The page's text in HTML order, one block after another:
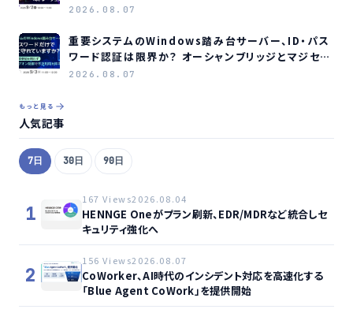
2026.08.07
重要システムのWindows踏み台サーバー、ID・パス
ワード認証は限界か？ オーシャンブリッジとマジセミ
がウェビナー開催へ
2026.08.07
もっと見る
人気記事
7日 30日 90日
1
167 Views2026.08.04
HENNGE Oneがプラン刷新、EDR/MDRなど統合しセ
キュリティ強化へ
2
156 Views2026.08.07
CoWorker、AI時代のインシデント対応を高速化する
「Blue Agent CoWork」を提供開始